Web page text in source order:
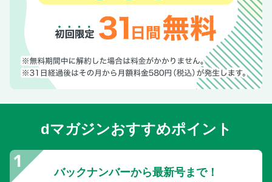
dマガジンおすすめポイント
バックナンバーから最新号まで！